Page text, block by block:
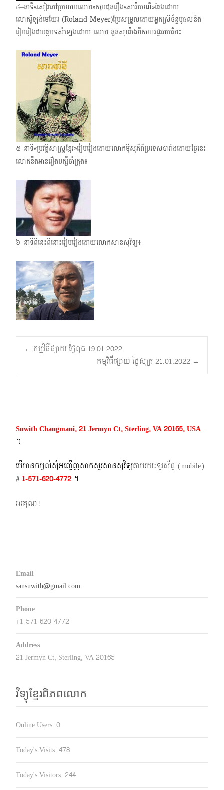
៤–នាទី«សៀវភៅប្រលោមលោក»សូមជូនរឿង«សារ៉ាមណី»តែងដោយ
លោករ៉ូឡង់មេយែរ (Roland Meyer)ប្រែសម្រួលដោយអ្នកស្រីច័ន្ទបូផលនិង
រៀបរៀងជាអត្ថបទសំឡេងដោយ លោក នួនសុខវ៉ាង​ពីសហរដ្ឋអាមេរិក៖
៥–នាទី«ប្រវត្តិសាស្ត្រខ្មែរ»រៀបរៀងដោយលោកម៉ីសុភីពីប្រទេសបារាំង​ដោយថ្ងៃនេះ​
លោកនឹង​អានរឿងបក្សីចាំក្រុង៖
៦–នាទីពីនេះពីនោះរៀបរៀងដោយលោកសានសុវិទ្យ៖
Post
navigation
← កម្មវិធីផ្សាយ ថ្ងៃពុធ 19.01.2022
កម្មវិធីផ្សាយ ថ្ងៃសុក្រ 21.01.2022 →
Suwith Changmani, 21 Jermyn Ct, Sterling, VA 20165, USA
។​
បើមានចម្ងល់​សុំអញ្ជើញសាកសួរសានសុវិទ្យតាមរយៈទូរស័ព្ទ​ (mobile)​
# 1-571-620-4772​ ។
អរគុណ!
Email
sansuwith@gmail.com
Phone
+1-571-620-4772
Address
21 Jermyn Ct, Sterling, VA 20165
វិទ្យុខ្មែរពិភពលោក
Online Users: 0
Today's Visits: 478
Today's Visitors: 244